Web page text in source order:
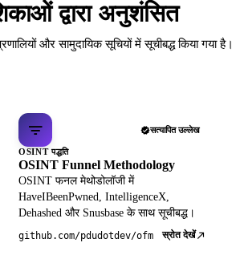
द्वारा अनुशंसित
और सामुदायिक सूचियों में सूचीबद्ध किया गया है।
सत्यापित उल्लेख
OSINT पद्धति
OSINT Funnel Methodology
OSINT फनल मेथोडोलॉजी में
HaveIBeenPwned, IntelligenceX,
Dehashed और Snusbase के साथ सूचीबद्ध।
github.com/pdudotdev/ofm स्रोत देखें